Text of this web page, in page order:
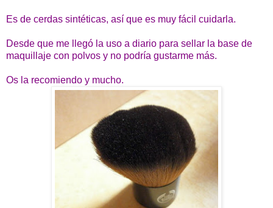
Es de cerdas sintéticas, así que es muy fácil cuidarla.
Desde que me llegó la uso a diario para sellar la base de
maquillaje con polvos y no podría gustarme más.
Os la recomiendo y mucho.